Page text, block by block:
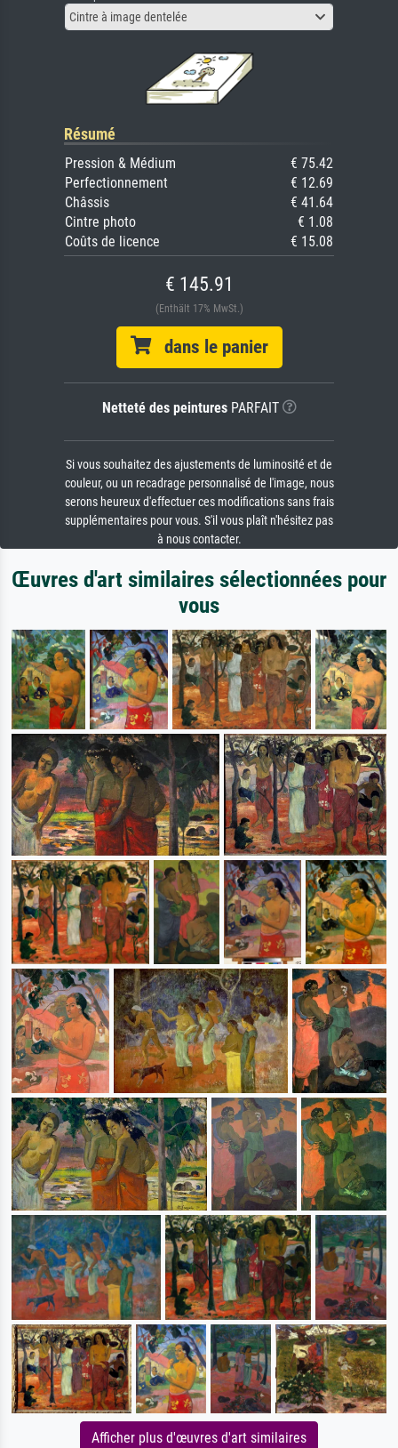
Cintre à image dentelée
Résumé
Pression & Médium
€ 75.42
Perfectionnement
€ 12.69
Châssis
€ 41.64
Cintre photo
€ 1.08
Coûts de licence
€ 15.08
€ 145.91
(Enthält 17% MwSt.)
dans le panier
Netteté des peinturesPARFAIT
Si vous souhaitez des ajustements de luminosité et de
couleur, ou un recadrage personnalisé de l'image, nous
serons heureux d'effectuer ces modifications sans frais
supplémentaires pour vous. S'il vous plaît n'hésitez pas
à nous contacter.
Œuvres d'art similaires sélectionnées pour
vous
Afficher plus d'œuvres d'art similaires